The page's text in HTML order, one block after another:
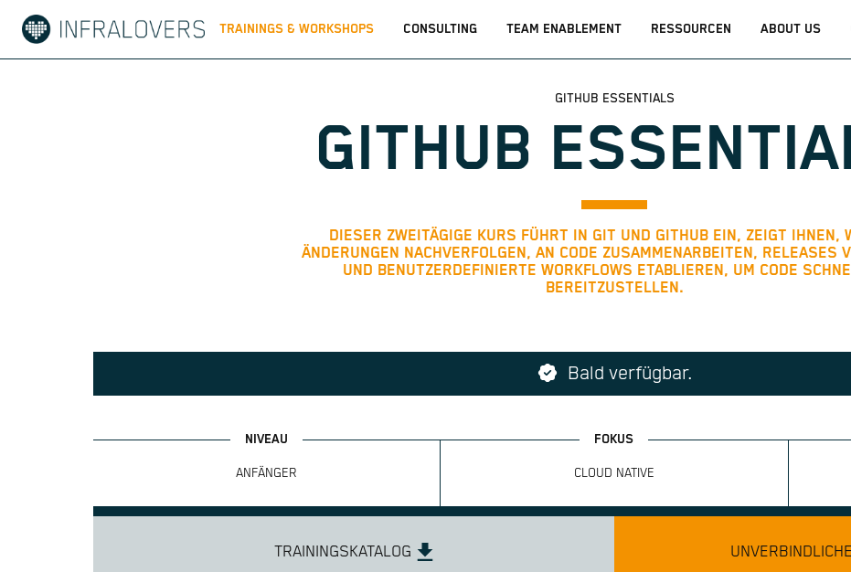
TRAININGS & WORKSHOPS CONSULTING TEAM ENABLEMENT RESSOURCEN ABOUT US
GITHUB ESSENTIALS
GITHUB
DIESER ZWEITÄGIGE KURS FÜHRT IN GIT UND GITHUB EIN, ZEIGT IHNEN,
ÄNDERUNGEN NACHVERFOLGEN, AN CODE ZUSAMMENARBEITEN, RELEASES
UND BENUTZERDEFINIERTE WORKFLOWS ETABLIEREN, UM CODE
BEREITZUSTELLEN.
Bald verfügbar.
ANFÄNGER CLOUD NATIVE
TRAININGSKATALOG